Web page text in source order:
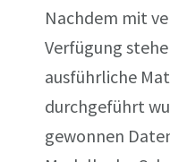
Nachdem mit
Verfügung
ausführliche
durchgeführt
gewonnen